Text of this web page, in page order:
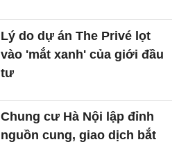
Lý do dự án The Privé lọt
vào 'mắt xanh' của giới đầu
tư
Chung cư Hà Nội lập đỉnh
nguồn cung, giao dịch bắt